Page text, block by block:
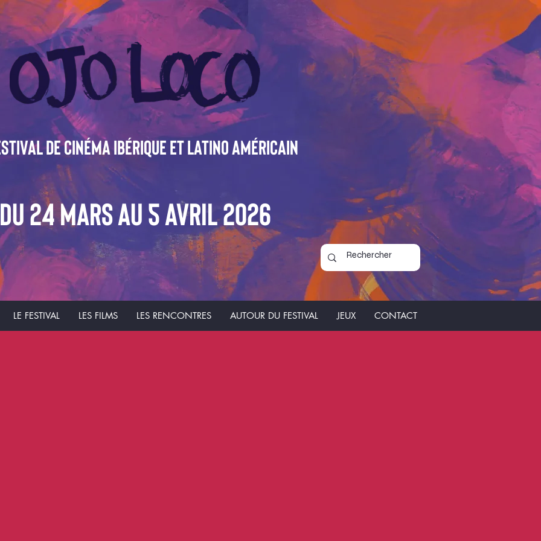
de cinéma ibérique et latino américain
Du 24 Mars AU 5 AVRIL 2026
LE FESTIVAL LES FILMS LES RENCONTRES AUTOUR DU FESTIVAL JEUX CONTACT